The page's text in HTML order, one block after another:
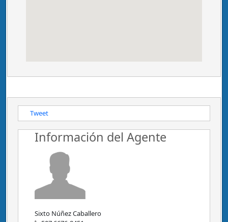
Tweet
Información del Agente
Sixto Núñez Caballero